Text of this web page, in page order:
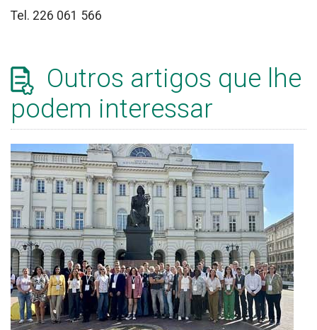
Tel. 226 061 566
Outros artigos que lhe
podem interessar